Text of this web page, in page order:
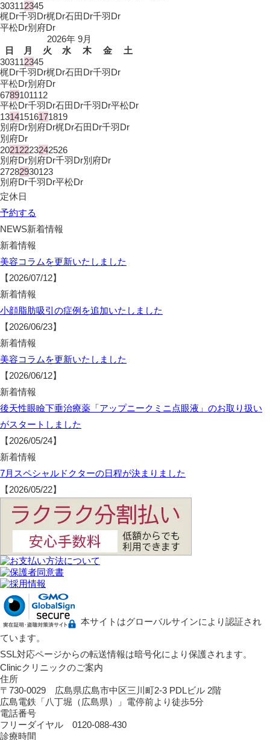
303112345
梶Dr千羽Dr梶Dr石田Dr千羽Dr
平松Dr別府Dr
2026年 9月
日
月 火 水 木 金
土
303112345
梶Dr千羽Dr梶Dr石田Dr千羽Dr
平松Dr別府Dr
6789101112
平松Dr千羽Dr石田Dr千羽Dr平松Dr
13141516171819
別府Dr別府Dr梶Dr石田Dr千羽Dr
別府Dr
20212223242526
別府Dr別府Dr千羽Dr別府Dr
27282930123
別府Dr千羽Dr平松Dr
定休日
予約する
NEWS新着情報
新着情報
美容コラムを更新いたしました
【2026/07/12】
新着情報
小顔脂肪吸引の症例を追加いたしました
【2026/06/23】
新着情報
美容コラムを更新いたしました
【2026/06/12】
新着情報
後天性眼瞼下垂治療薬「アップニークミニ点眼液」のお取り扱い
がスタートしました
【2026/05/24】
新着情報
7月スペシャルドクターの日程が決まりました
【2026/05/22】
本サイトはグローバルサインにより認証され
ています。
SSL対応ページからの転送情報は暗号化により保護されます。
Clinicクリニックのご案内
住所
〒730-0029 広島県広島市中区三川町2-3 PDLビル 2階
広島電鉄「八丁堀（広島県）」電停前より徒歩5分
電話番号
フリーダイヤル 0120-088-430
診療時間